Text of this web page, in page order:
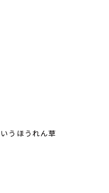
うほうれん草